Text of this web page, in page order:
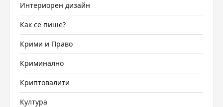
Интериорен дизайн
Как се пише?
Крими и Право
Криминално
Криптовалити
Култура